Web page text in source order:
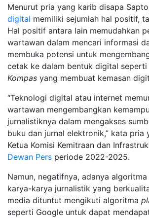
Menurut pria yang karib disapa
digital memiliki sejumlah hal positif,
Hal positif antara lain memudahkan
wartawan dalam mencari informasi
membuka potensi untuk
cetak ke dalam bentuk digital
Kompas yang membuat kemasan
“Teknologi digital atau internet
wartawan mengembangkan
jurnalistiknya dalam mengakses
buku dan jurnal elektronik,” kata pria
Ketua Komisi Kemitraan dan
Dewan Pers periode 2022-2025.
Namun, negatifnya, adanya
karya-karya jurnalistik yang
media dituntut mengikuti algoritma
seperti Google untuk dapat